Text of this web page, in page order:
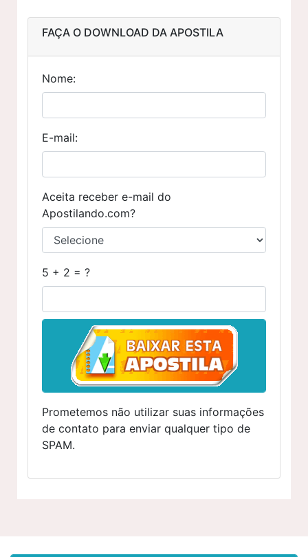
FAÇA O DOWNLOAD DA APOSTILA
Nome:
E-mail:
Aceita receber e-mail do
Apostilando.com?
5 + 2 = ?
Prometemos não utilizar suas informações
de contato para enviar qualquer tipo de
SPAM.